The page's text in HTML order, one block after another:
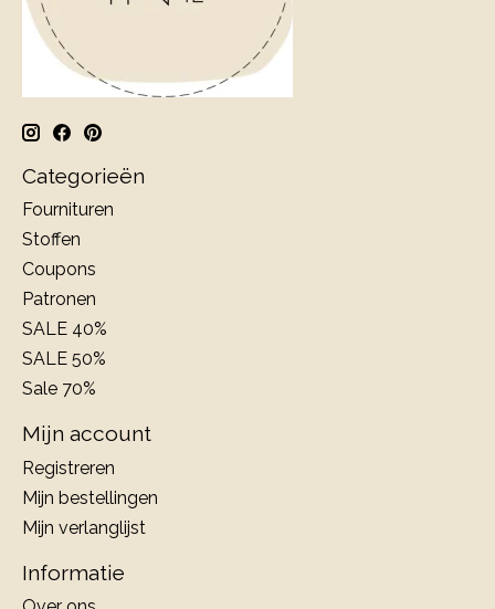
Categorieën
Fournituren
Stoffen
Coupons
Patronen
SALE 40%
SALE 50%
Sale 70%
Mijn account
Registreren
Mijn bestellingen
Mijn verlanglijst
Informatie